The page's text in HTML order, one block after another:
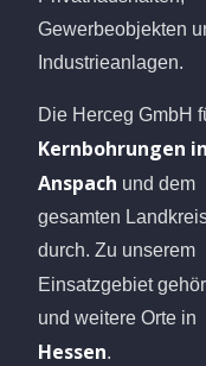
Gewerbeobjekten
Industrieanlagen.
Die Herceg GmbH
Kernbohrungen
Anspach und dem
gesamten
durch. Zu unserem
Einsatzgebiet
und weitere Orte in
Hessen.